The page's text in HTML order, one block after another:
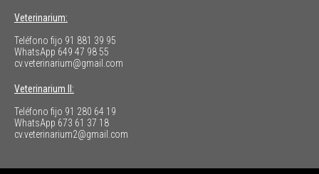
Veterinarium:
Teléfono fijo 91 881 39 95
WhatsApp 649 47 98 55
cv.veterinarium@gmail.com
Veterinarium II:
Teléfono fijo 91 280 64 19
WhatsApp 673 61 37 18
cv.veterinarium2@gmail.com